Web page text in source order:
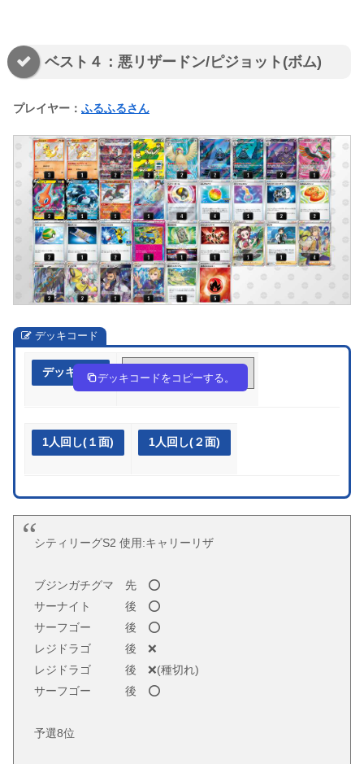
ベスト４：悪リザードン/ピジョット(ボム)
プレイヤー： ふるふるさん
デッキコード
デッキ作成 kVkkkF-J45Gyp-5VFFVv
デッキコードをコピーする。
1人回し(１面) 1人回し(２面)
シティリーグS2 使用:キャリーリザ
ブジンガチグマ 先 ⭕️
サーナイト 後 ⭕️
サーフゴー 後 ⭕️
レジドラゴ 後 ❌
レジドラゴ 後 ❌(種切れ)
サーフゴー 後 ⭕️
予選8位